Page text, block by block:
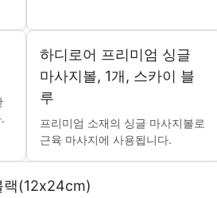
하디로어 프리미엄 싱글
마사지볼, 1개, 스카이 블
루
프리미엄 소재의 싱글 마사지볼로
근육 마사지에 사용됩니다.
랙(12x24cm)